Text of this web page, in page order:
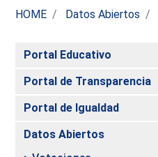
HOME Datos Abiertos
Portal Educativo
Portal de Transparencia
Portal de Igualdad
Datos Abiertos